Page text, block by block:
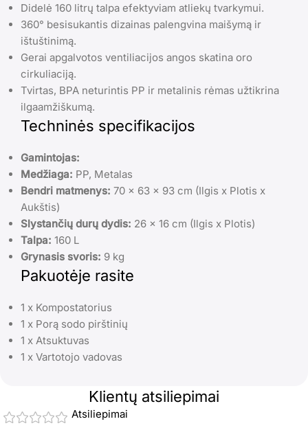
Didelė 160 litrų talpa efektyviam atliekų tvarkymui.
360° besisukantis dizainas palengvina maišymą ir
ištuštinimą.
Gerai apgalvotos ventiliacijos angos skatina oro
cirkuliaciją.
Tvirtas, BPA neturintis PP ir metalinis rėmas užtikrina
ilgaamžiškumą.
Techninės specifikacijos
Gamintojas:
Medžiaga: PP, Metalas
Bendri matmenys: 70 x 63 x 93 cm (Ilgis x Plotis x
Aukštis)
Slystančių durų dydis: 26 x 16 cm (Ilgis x Plotis)
Talpa: 160 L
Grynasis svoris: 9 kg
Pakuotėje rasite
1 x Kompostatorius
1 x Porą sodo pirštinių
1 x Atsuktuvas
1 x Vartotojo vadovas
Klientų atsiliepimai
Atsiliepimai